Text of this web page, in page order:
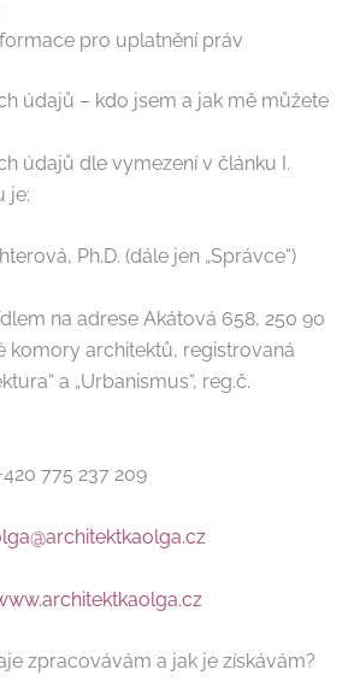
pro uplatnění práv
údajů – kdo jsem a jak mě můžete
údajů dle vymezení v článku I.
je:
Ph.D. (dále jen „Správce“)
na adrese Akátová 658, 250 90
komory architektů, registrovaná
a „Urbanismus“, reg.č.
775 237 209
zpracovávám a jak je získávám?